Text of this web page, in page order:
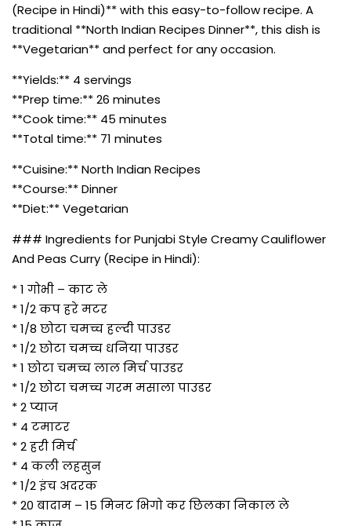
(Recipe in Hindi)** with this easy-to-follow recipe. A
traditional **North Indian Recipes Dinner**, this dish is
**Vegetarian** and perfect for any occasion.
**Yields:** 4 servings
**Prep time:** 26 minutes
**Cook time:** 45 minutes
**Total time:** 71 minutes
**Cuisine:** North Indian Recipes
**Course:** Dinner
**Diet:** Vegetarian
### Ingredients for Punjabi Style Creamy Cauliflower
And Peas Curry (Recipe in Hindi):
* 1 गोभी – काट ले
* 1/2 कप हरे मटर
* 1/8 छोटा चमच्च हल्दी पाउडर
* 1/2 छोटा चमच्च धनिया पाउडर
* 1 छोटा चमच्च लाल मिर्च पाउडर
* 1/2 छोटा चमच्च गरम मसाला पाउडर
* 2 प्याज
* 4 टमाटर
* 2 हरी मिर्च
* 4 कली लहसुन
* 1/2 इंच अदरक
* 20 बादाम – 15 मिनट भिगो कर छिलका निकाल ले